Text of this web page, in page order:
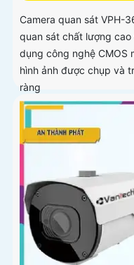
Camera quan sát VPH-
quan sát chất lượng
dụng công nghệ CMOS
hình ảnh được chụp và
ràng